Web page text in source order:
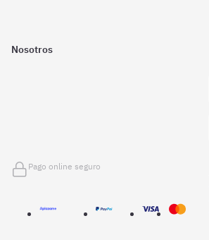
Nosotros
Pago online seguro